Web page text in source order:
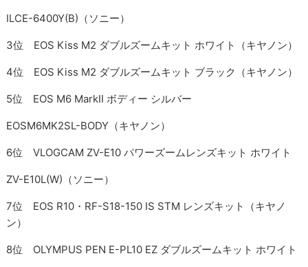
ILCE-6400Y(B)（ソニー）
3位 EOS Kiss M2 ダブルズームキット ホワイト（キヤノン）
4位 EOS Kiss M2 ダブルズームキット ブラック（キヤノン）
5位 EOS M6 MarkII ボディー シルバー
EOSM6MK2SL-BODY（キヤノン）
6位 VLOGCAM ZV-E10 パワーズームレンズキット ホワイト
ZV-E10L(W)（ソニー）
7位 EOS R10・RF-S18-150 IS STM レンズキット（キヤノ
ン）
8位 OLYMPUS PEN E-PL10 EZ ダブルズームキット ホワイト